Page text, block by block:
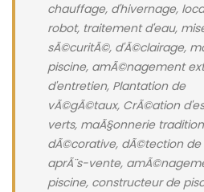
chauffage, d'hivernage,
robot, traitement d'eau,
sÃ©curitÃ©, d'Ã©clairage,
piscine, amÃ©nagement
d'entretien, Plantation de
vÃ©gÃ©taux, CrÃ©ation
verts, maÃ§onnerie
dÃ©corative, dÃ©tection
aprÃ¨s-vente,
piscine, constructeur de